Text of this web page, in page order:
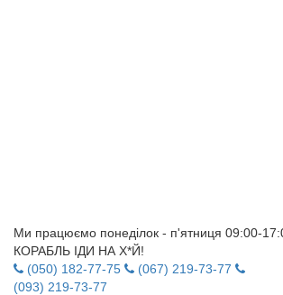
Ми працюємо понеділок - п'ятниця 09:00-
КОРАБЛЬ ІДИ НА Х*Й!
(050) 182-77-75
(067) 219-73-77
(093) 219-73-77